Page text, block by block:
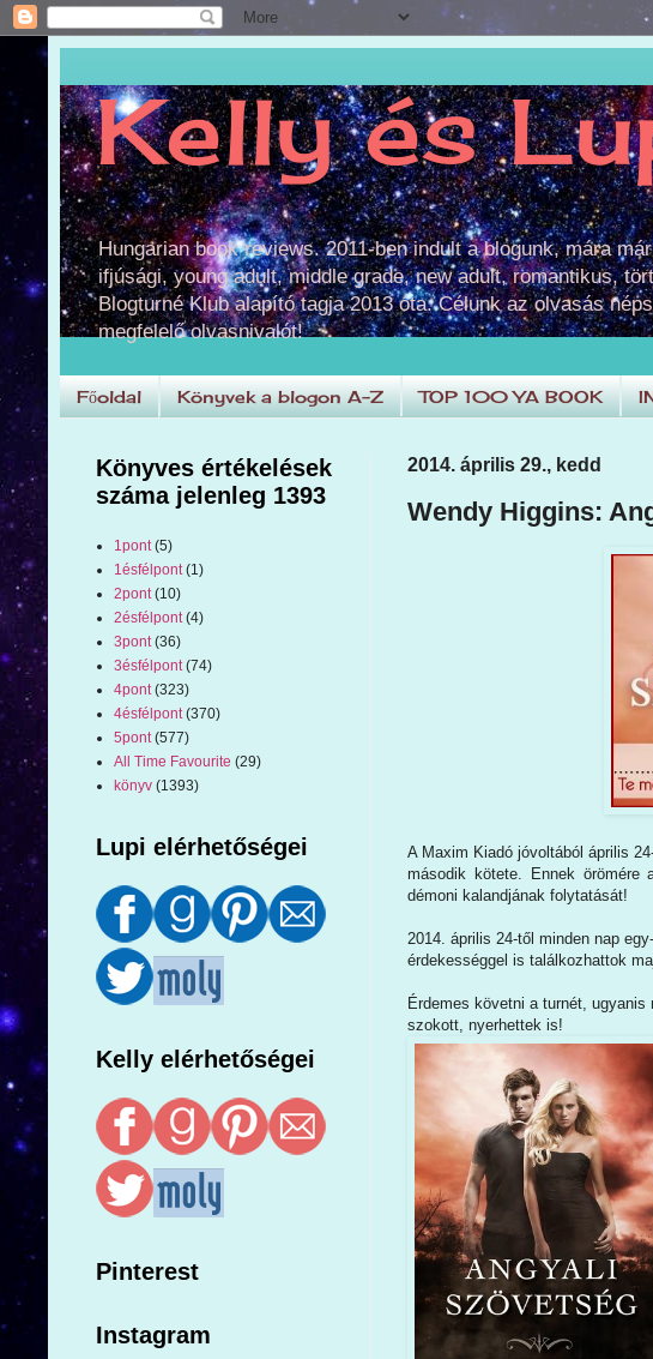
Kelly és
Hungarian book reviews. 2011-ben indult a blogunk, mára
ifjúsági, young adult, middle grade, new adult, romantikus,
Blogturné Klub alapító tagja 2013 óta. Célunk az olvasás
megfelelő olvasnivalót!
Főoldal Könyvek a blogon A-Z TOP 100 YA BOOK
2014. április 29., kedd
Wendy Higgins:
A Maxim Kiadó jóvoltából április
második kötete. Ennek örömére
démoni kalandjának folytatását!
2014. április 24-től minden nap
érdekességgel is találkozhattok
Érdemes követni a turnét,
szokott, nyerhettek is!
Könyves értékelések
száma jelenleg 1393
1pont (5)
1ésfélpont (1)
2pont (10)
2ésfélpont (4)
3pont (36)
3ésfélpont (74)
4pont (323)
4ésfélpont (370)
5pont (577)
All Time Favourite (29)
könyv (1393)
Lupi elérhetőségei
Kelly elérhetőségei
Pinterest
Instagram